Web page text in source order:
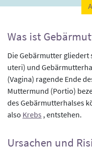
Was ist
Die Gebärmutter
uteri) und
(Vagina) ragende Ende
Muttermund (Portio)
des Gebärmutterhalses
also Krebs , entstehen.
Ursachen und